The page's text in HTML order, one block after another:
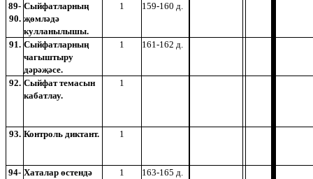
89-
90.
Сыйфатларның
җөмләдә
кулланылышы.
1 159-160 д.
91. Сыйфатларның
чагыштыру
дәрәҗәсе.
1 161-162 д.
92. Сыйфат темасын
кабатлау.
1
93. Контроль диктант. 1
94- Хаталар өстендә
1 163-165 д.